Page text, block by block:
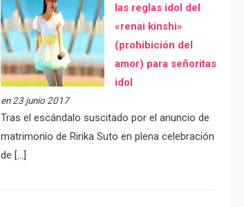
las reglas idol del
«renai kinshi»
(prohibición del
amor) para señoritas
idol
en 23 junio 2017
Tras el escándalo suscitado por el anuncio de
matrimonio de Ririka Suto en plena celebración
de […]